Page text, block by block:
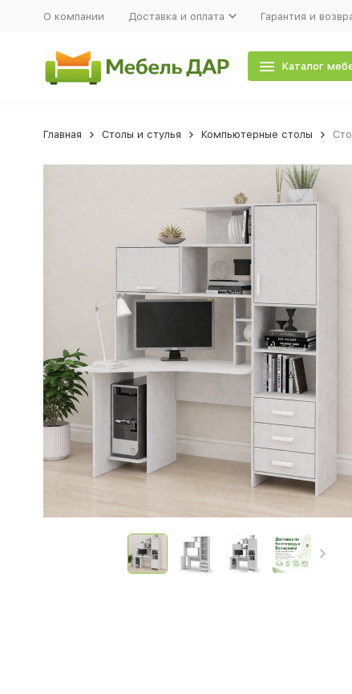
О компании Доставка и оплата Гарантия и
Каталог
Главная Столы и стулья Компьютерные столы